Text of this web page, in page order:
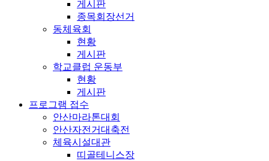
게시판
종목회장선거
동체육회
현황
게시판
학교클럽 운동부
현황
게시판
프로그램 접수
안산마라톤대회
안산자전거대축전
체육시설대관
띠골테니스장